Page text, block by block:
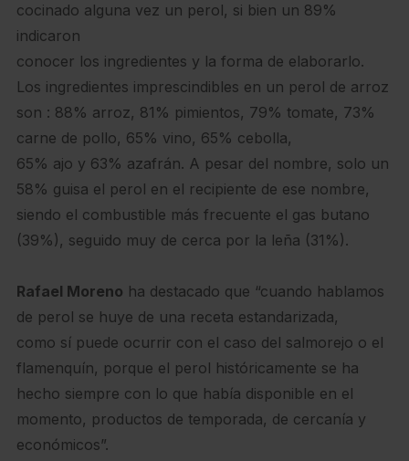
cocinado alguna vez un perol, si bien un 89%
indicaron
conocer los ingredientes y la forma de elaborarlo.
Los ingredientes imprescindibles en un perol de arroz
son : 88% arroz, 81% pimientos, 79% tomate, 73%
carne de pollo, 65% vino, 65% cebolla,
65% ajo y 63% azafrán. A pesar del nombre, solo un
58% guisa el perol en el recipiente de ese nombre,
siendo el combustible más frecuente el gas butano
(39%), seguido muy de cerca por la leña (31%).
Rafael Moreno ha destacado que “cuando hablamos
de perol se huye de una receta estandarizada,
como sí puede ocurrir con el caso del salmorejo o el
flamenquín, porque el perol históricamente se ha
hecho siempre con lo que había disponible en el
momento, productos de temporada, de cercanía y
económicos”.